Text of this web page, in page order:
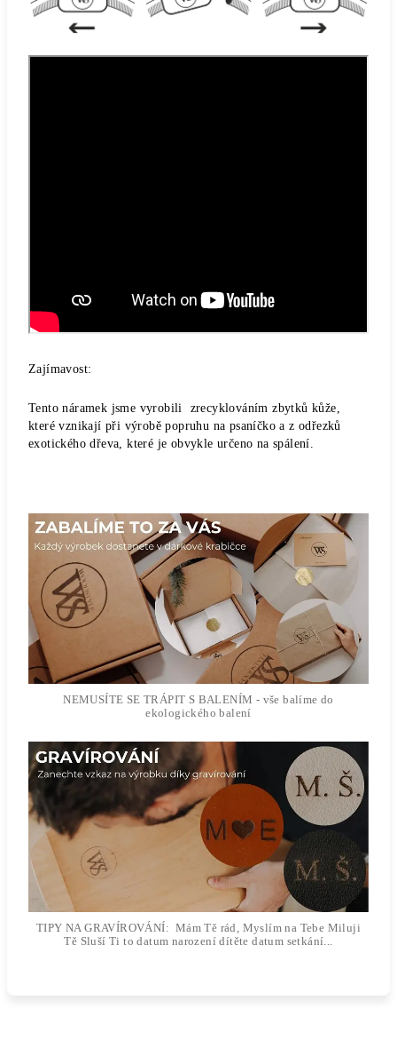
Zajímavost:
Tento náramek jsme vyrobili zrecyklováním zbytků kůže,
které vznikají při výrobě popruhu na psaníčko a z odřezků
exotického dřeva, které je obvykle určeno na spálení.
NEMUSÍTE SE TRÁPIT S BALENÍM - vše balíme do
ekologického balení
TIPY NA GRAVÍROVÁNÍ: Mám Tě rád, Myslím na Tebe Miluji
Tě Sluší Ti to datum narození dítěte datum setkání...